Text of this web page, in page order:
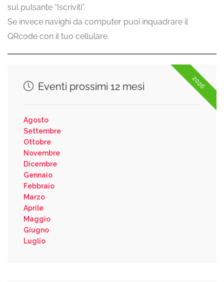
sul pulsante “Iscriviti”.
Se invece navighi da computer puoi inquadrare il
QRcode con il tuo cellulare.
2026
Eventi prossimi 12 mesi
Agosto
Settembre
Ottobre
Novembre
Dicembre
Gennaio
Febbraio
Marzo
Aprile
Maggio
Giugno
Luglio